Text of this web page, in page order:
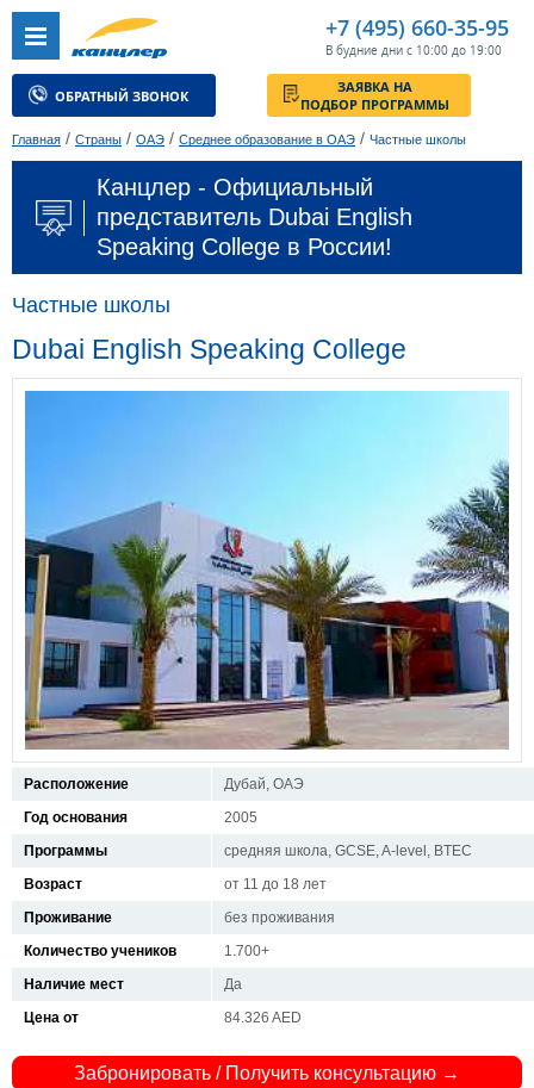
+7 (495) 660-35-95
В будние дни с 10:00 до 19:00
ОБРАТНЫЙ ЗВОНОК
ЗАЯВКА НА
ПОДБОР ПРОГРАММЫ
Главная / Страны / ОАЭ / Среднее образование в ОАЭ / Частные школы
Канцлер - Официальный
представитель Dubai English
Speaking College в России!
Частные школы
Dubai English Speaking College
Расположение
Дубай, ОАЭ
Год основания
2005
Программы
средняя школа, GCSE, A-level, BTEC
Возраст
от 11 до 18 лет
Проживание
без проживания
Количество учеников
1.700+
Наличие мест
Да
Цена от
84.326 AED
Забронировать / Получить консультацию →